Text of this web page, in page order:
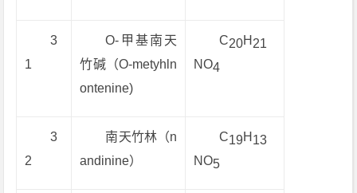
3
1
O-甲基南天
竹碱（O-metyhln
ontenine)
C20H 21
NO4
3
2
南天竹林（n
andinine）
C19H 13
NO5